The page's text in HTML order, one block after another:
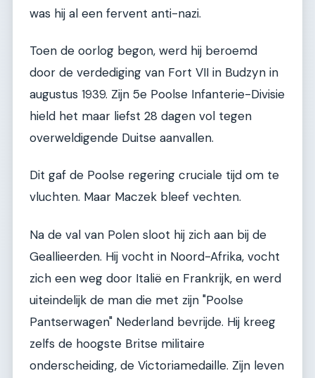
was hij al een fervent anti-nazi.
Toen de oorlog begon, werd hij beroemd
door de verdediging van Fort VII in Budzyn in
augustus 1939. Zijn 5e Poolse Infanterie-Divisie
hield het maar liefst 28 dagen vol tegen
overweldigende Duitse aanvallen.
Dit gaf de Poolse regering cruciale tijd om te
vluchten. Maar Maczek bleef vechten.
Na de val van Polen sloot hij zich aan bij de
Geallieerden. Hij vocht in Noord-Afrika, vocht
zich een weg door Italië en Frankrijk, en werd
uiteindelijk de man die met zijn "Poolse
Pantserwagen" Nederland bevrijde. Hij kreeg
zelfs de hoogste Britse militaire
onderscheiding, de Victoriamedaille. Zijn leven